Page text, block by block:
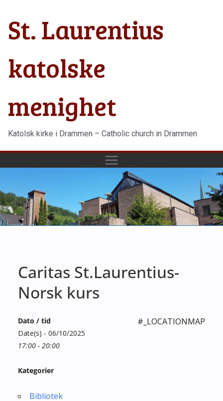
innholdet
St. Laurentius
katolske
menighet
Katolsk kirke i Drammen – Catholic church in Drammen
Caritas St.Laurentius-
Norsk kurs
#_LOCATIONMAP
Dato / tid
Date(s) - 06/10/2025
17:00 - 20:00
Kategorier
Bibliotek